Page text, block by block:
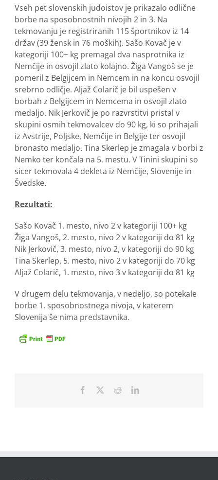
Vseh pet slovenskih judoistov je prikazalo odlične
borbe na sposobnostnih nivojih 2 in 3. Na
tekmovanju je registriranih 115 športnikov iz 14
držav (39 žensk in 76 moških). Sašo Kovač je v
kategoriji 100+ kg premagal dva nasprotnika iz
Nemčije in osvojil zlato kolajno. Žiga Vangoš se je
pomeril z Belgijcem in Nemcem in na koncu osvojil
srebrno odličje. Aljaž Colarič je bil uspešen v
borbah z Belgijcem in Nemcema in osvojil zlato
medaljo. Nik Jerkovič je po razvrstitvi pristal v
skupini osmih tekmovalcev do 90 kg, ki so prihajali
iz Avstrije, Poljske, Nemčije in Belgije ter osvojil
bronasto medaljo. Tina Skerlep je zmagala v borbi z
Nemko ter končala na 5. mestu. V Tinini skupini so
sicer tekmovala 4 dekleta iz Nemčije, Slovenije in
Švedske.
Rezultati:
Sašo Kovač 1. mesto, nivo 2 v kategoriji 100+ kg
Žiga Vangoš, 2. mesto, nivo 2 v kategoriji do 81 kg
Nik Jerkovič, 3. mesto, nivo 2, v kategoriji do 90 kg
Tina Skerlep, 5. mesto, nivo 2 v kategoriji do 70 kg
Aljaž Colarič, 1. mesto, nivo 3 v kategoriji do 81 kg
V drugem delu tekmovanja, v nedeljo, so potekale
borbe 1. sposobnostnega nivoja, v katerem
Slovenija še nima predstavnika.
Facebook RedditLinkedIn